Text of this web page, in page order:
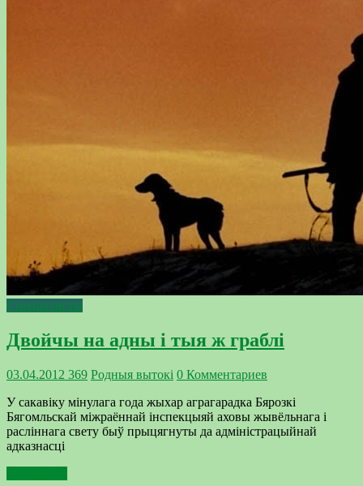
Специалисты
Двойчы на адны і тыя ж граблі
03.04.2012 369 Родныя вытокi 0 Комментариев
У сакавіку мінулага года жыхар аграгарадка Бярозкі
Бягомльскай міжраённай інспекцыяй аховы жывёльнага і
расліннага свету быў прыцягнуты да адміністрацыйнай
адказнасці